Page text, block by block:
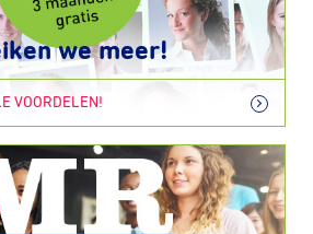
we meer!
VOORDELEN!